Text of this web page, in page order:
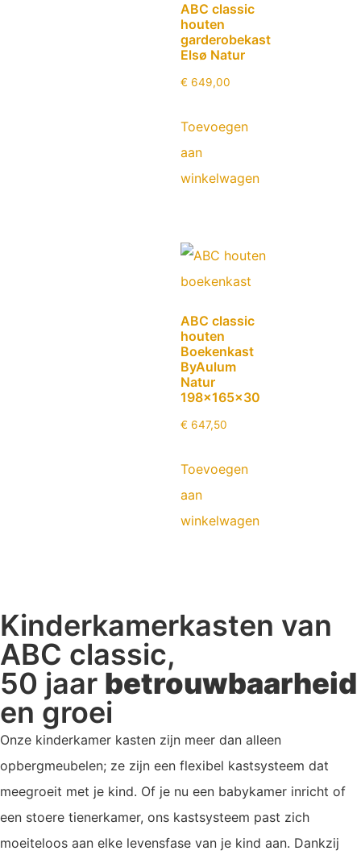
ABC classic
houten
garderobekast
Elsø Natur
€ 649,00
Toevoegen
aan
winkelwagen
ABC classic
houten
Boekenkast
ByAulum
Natur
198x165x30
€ 647,50
Toevoegen
aan
winkelwagen
Kinderkamerkasten van
ABC classic,
50 jaar betrouwbaarheid
en groei
Onze kinderkamer kasten zijn meer dan alleen
opbergmeubelen; ze zijn een flexibel kastsysteem dat
meegroeit met je kind. Of je nu een babykamer inricht of
een stoere tienerkamer, ons kastsysteem past zich
moeiteloos aan elke levensfase van je kind aan. Dankzij